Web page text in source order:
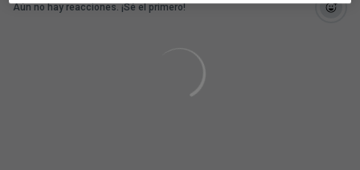
Aún no hay reacciones. ¡Sé el primero!